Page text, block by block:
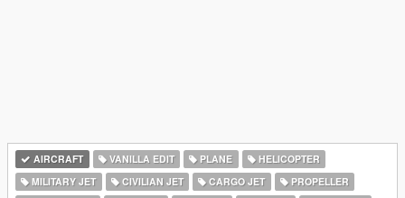
AIRCRAFT VANILLA EDIT PLANE
HELICOPTER
MILITARY JET
CIVILIAN JET CARGO JET
PROPELLER